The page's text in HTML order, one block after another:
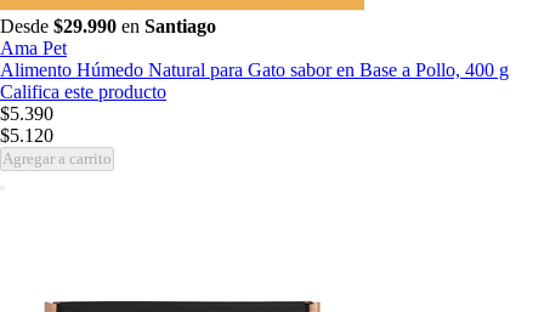
Desde $29.990 en Santiago
Ama Pet
Alimento Húmedo Natural para Gato sabor en Base a Pollo, 400 g
Califica este producto
$5.390
$5.120
Agregar a carrito